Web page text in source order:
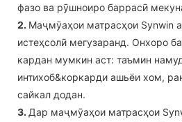
фазо ва рӯшноиро баррасӣ
2. Маҷмӯаҳои матрасҳои Synwin
истеҳсолӣ мегузаранд. Онхоро
кардан мумкин аст: таъмин
интихоб&коркарди ашьёи хом,
сайкал додан.
3. Дар маҷмӯаҳои матрасҳои